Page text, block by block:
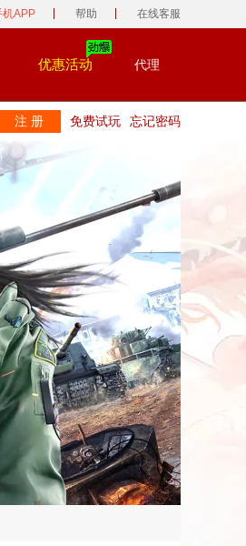
机APP 帮助 在线客服
优惠活动 代理
注 册 免费试玩 忘记密码